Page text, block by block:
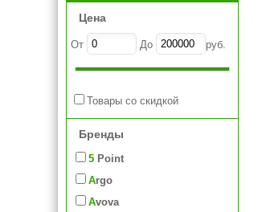
Цена
От До руб.
Товары со скидкой
Бренды
5 Point
Argo
Avova